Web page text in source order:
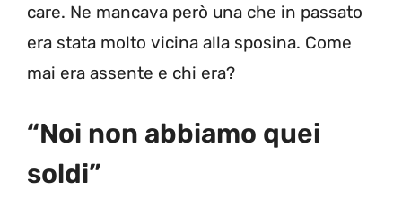
care. Ne mancava però una che in passato
era stata molto vicina alla sposina. Come
mai era assente e chi era?
“Noi non abbiamo quei
soldi”